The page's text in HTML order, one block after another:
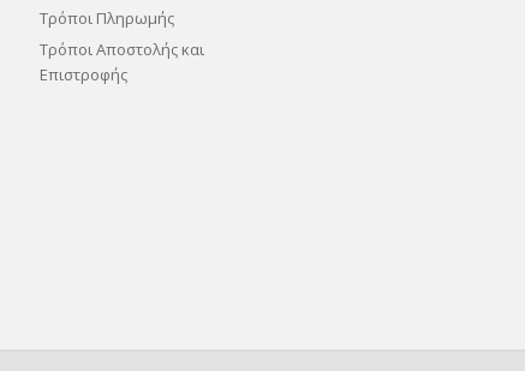
Τρόποι Πληρωμής
Τρόποι Αποστολής και
Επιστροφής